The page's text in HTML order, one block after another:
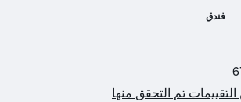
فندق